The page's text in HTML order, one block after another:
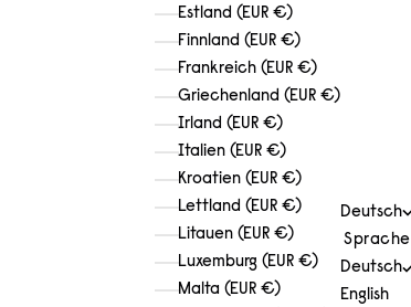
Estland (EUR €)
Finnland (EUR €)
Frankreich (EUR €)
Griechenland (EUR €)
Irland (EUR €)
Italien (EUR €)
Kroatien (EUR €)
Lettland (EUR €)
Litauen (EUR €)
Luxemburg (EUR €)
Malta (EUR €)
Deutsch
Sprache
Deutsch
English